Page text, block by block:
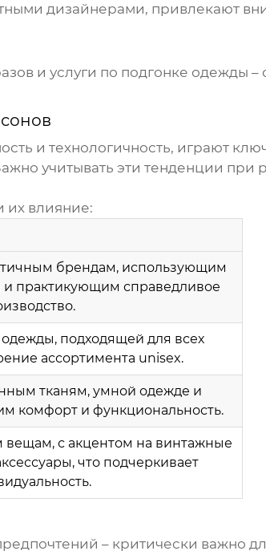
дизайнерами, привлекают
и услуги по подгонке одежды –
и технологичность, играют
учитывать эти тенденции при
их влияние:
брендам, использующим
практикующим справедливое
подходящей для всех
ассортимента unisex.
тканям, умной одежде и
комфорт и функциональность.
с акцентом на винтажные
что подчеркивает
– критически важно